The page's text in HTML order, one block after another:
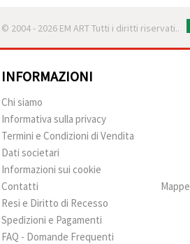
© 2004 - 2026 EM ART Tutti i diritti riservati..
INFORMAZIONI
Chi siamo
Informativa sulla privacy
Termini e Condizioni di Vendita
Dati societari
Informazioni sui cookie
Contatti
Resi e Diritto di Recesso
Spedizioni e Pagamenti
FAQ - Domande Frequenti
Mappe